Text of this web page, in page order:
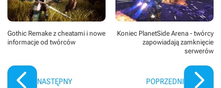
Gothic Remake z cheatami i nowe
informacje od twórców
NASTĘPNY
Koniec PlanetSide Arena - twórcy
zapowiadają zamknięcie
serwerów
POPRZEDNI